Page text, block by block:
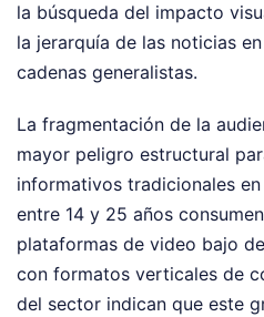
la búsqueda del impacto
la jerarquía de las noticias
cadenas generalistas.
La fragmentación de la
mayor peligro estructural
informativos tradicionales
entre 14 y 25 años
plataformas de video bajo
con formatos verticales de
del sector indican que este